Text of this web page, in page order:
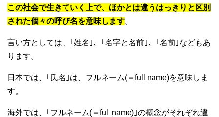
この社会で生きていく上で、ほかとは違うはっきりと区別
された個々の呼び名を意味します。
言い方としては、｢姓名｣、｢名字と名前｣、｢名前｣などもあ
ります。
日本では、｢氏名｣は、フルネーム(＝full name)を意味しま
す。
海外では、｢フルネーム(＝full name)｣の概念がそれぞれ違